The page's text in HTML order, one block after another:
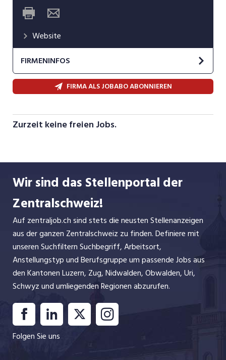
Website
FIRMENINFOS
Die UNESCO Biosphäre Entlebuch widmet sich
seit 2001 der nachhaltigen Entwicklung in der
Regionaler Naturpark von nationaler Bedeutung
für den Erhalt der einzigartigen Natur- und
Kulturlandschaft in der Region Entlebuch ein.
FIRMA ALS JOBABO ABONNIEREN
Zurzeit keine freien Jobs.
Wir sind das Stellenportal der
Zentralschweiz!
Auf zentraljob.ch sind stets die neusten Stellenanzeigen
aus der ganzen Zentralschweiz zu finden. Definiere mit
unseren Suchfiltern Suchbegriff, Arbeitsort,
Anstellungstyp und Berufsgruppe um passende Jobs aus
den Kantonen Luzern, Zug, Nidwalden, Obwalden, Uri,
Schwyz und umliegenden Regionen abzurufen.
Folgen Sie uns